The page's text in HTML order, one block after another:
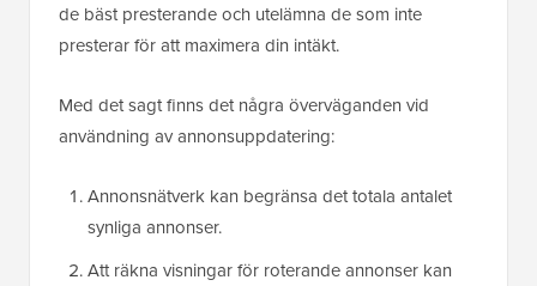
de bäst presterande och utelämna de som inte
presterar för att maximera din intäkt.
Med det sagt finns det några överväganden vid
användning av annonsuppdatering:
Annonsnätverk kan begränsa det totala antalet
synliga annonser.
Att räkna visningar för roterande annonser kan